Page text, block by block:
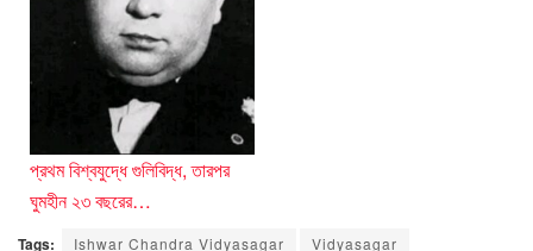
প্রথম বিশ্বযুদ্ধে গুলিবিদ্ধ, তারপর
ঘুমহীন ২৩ বছরের…
Tags: Ishwar Chandra Vidyasagar
Vidyasagar